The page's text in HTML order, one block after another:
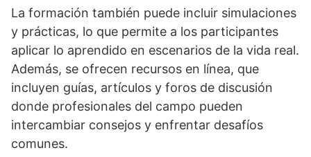
La formación también puede incluir simulaciones
y prácticas, lo que permite a los participantes
aplicar lo aprendido en escenarios de la vida real.
Además, se ofrecen recursos en lí­nea, que
incluyen guí­as, artí­culos y foros de discusión
donde profesionales del campo pueden
intercambiar consejos y enfrentar desafí­os
comunes.